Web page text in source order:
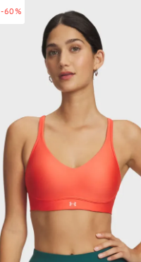
-60%